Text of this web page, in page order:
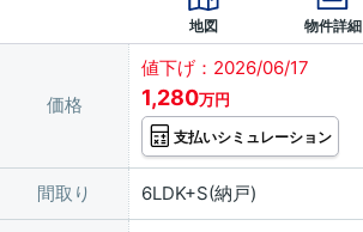
地図 物件詳細
価格
値下げ：2026/06/17
1,280万円
支払いシミュレーション
間取り 6LDK+S(納戸)